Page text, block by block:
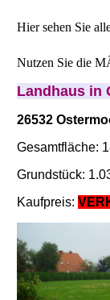
Hier sehen Sie
Nutzen Sie die
Landhaus in
26532
Gesamtfläche:
Grundstück:
Kaufpreis: